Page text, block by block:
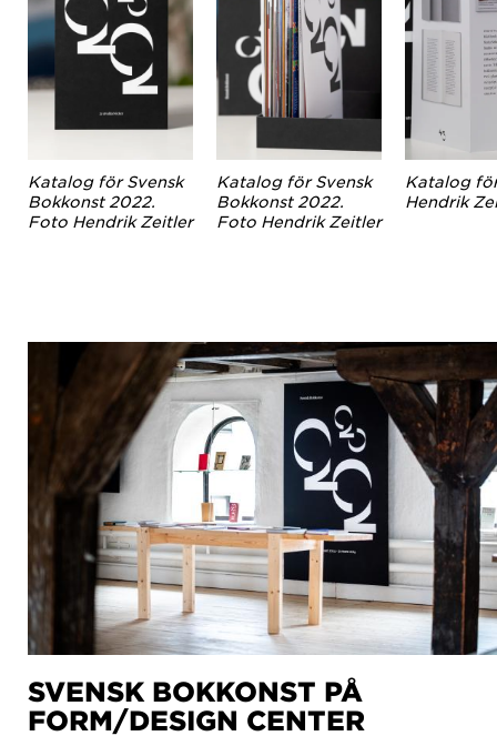
Katalog för Svensk
Bokkonst 2022.
Foto Hendrik Zeitler
Katalog för Svensk
Bokkonst 2022.
Foto Hendrik Zeitler
Katalog
Hendrik
SVENSK BOKKONST PÅ
FORM/DESIGN CENTER